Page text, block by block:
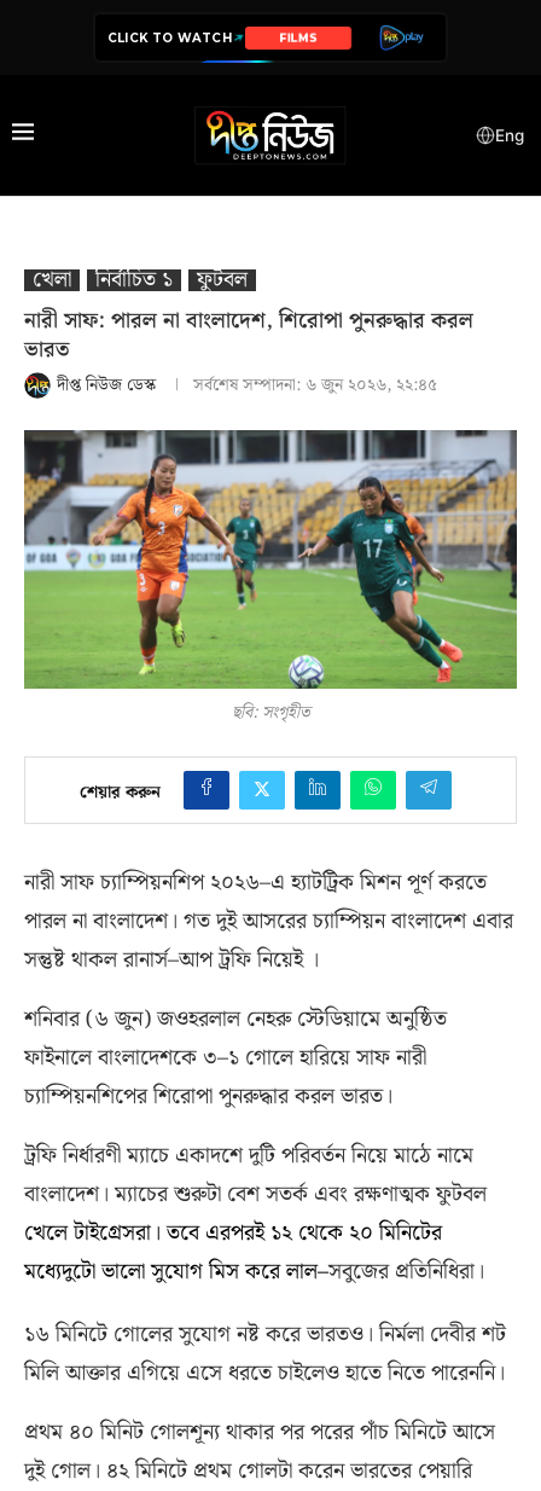
CLICK TO WATCH SERIES
Eng
খেলা নির্বাচিত ১
ফুটবল
নারী সাফ: পারল না বাংলাদেশ, শিরোপা পুনরুদ্ধার করল
ভারত
দীপ্ত নিউজ ডেস্ক সর্বশেষ সম্পাদনা: ৬ জুন ২০২৬, ২২:৪৫
ছবি: সংগৃহীত
শেয়ার করুন
নারী সাফ চ্যাম্পিয়নশিপ ২০২৬–এ হ্যাটট্রিক মিশন পূর্ণ করতে
পারল না বাংলাদেশ। গত দুই আসরের চ্যাম্পিয়ন বাংলাদেশ এবার
সন্তুষ্ট থাকল রানার্স–আপ ট্রফি নিয়েই ।
শনিবার(৬ জুন)জওহরলাল নেহরু স্টেডিয়ামে অনুষ্ঠিত
ফাইনালে বাংলাদেশকে ৩–১ গোলে হারিয়ে সাফ নারী
চ্যাম্পিয়নশিপের শিরোপা পুনরুদ্ধার করল ভারত।
ট্রফি নির্ধারণী ম্যাচে একাদশে দুটি পরিবর্তন নিয়ে মাঠে নামে
বাংলাদেশ। ম্যাচের শুরুটা বেশ সতর্ক এবং রক্ষণাত্মক ফুটবল
খেলে টাইগ্রেসরা। তবে এরপরই ১২ থেকে ২০ মিনিটের
মধ্যেদুটো ভালো সুযোগ মিস করে লাল–সবুজের প্রতিনিধিরা।
১৬ মিনিটে গোলের সুযোগ নষ্ট করে ভারতও। নির্মলা দেবীর শট
মিলি আক্তার এগিয়ে এসে ধরতে চাইলেও হাতে নিতে পারেননি।
প্রথম ৪০ মিনিট গোলশূন্য থাকার পর পরের পাঁচ মিনিটে আসে
দুই গোল। ৪২ মিনিটে প্রথম গোলটা করেন ভারতের পেয়ারি